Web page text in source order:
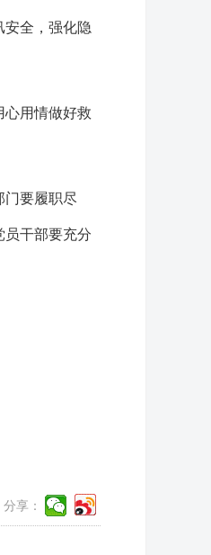
安全，强化隐
心用情做好救
门要履职尽
员干部要充分
分享：